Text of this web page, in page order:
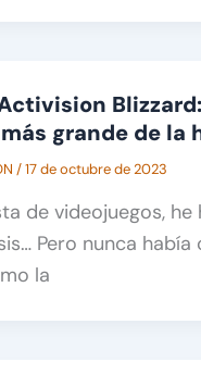
grande de la
/17 de octubre de 2023
de videojuegos,
Pero nunca
la